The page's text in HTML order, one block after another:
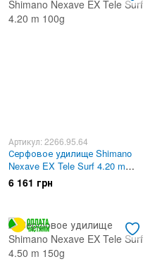
Артикул: 2266.95.64
Серфовое удилище Shimano
Nexave EX Tele Surf 4.20 m
100g
6 161 грн